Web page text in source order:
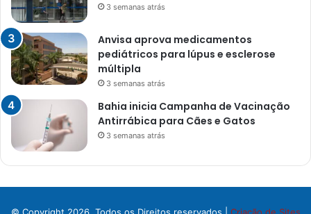
3 semanas atrás
Anvisa aprova medicamentos
pediátricos para lúpus e esclerose
múltipla
3 semanas atrás
Bahia inicia Campanha de Vacinação
Antirrábica para Cães e Gatos
3 semanas atrás
© Copyright 2026, Todos os Direitos reservados | Criação de Sites